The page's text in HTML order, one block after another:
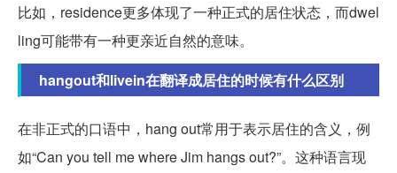
比如，residence更多体现了一种正式的居住状态，而dwel
ling可能带有一种更亲近自然的意味。
hangout和livein在翻译成居住的时候有什么区别
在非正式的口语中，hang out常用于表示居住的含义，例
如“Can you tell me where Jim hangs out?”。这种语言现